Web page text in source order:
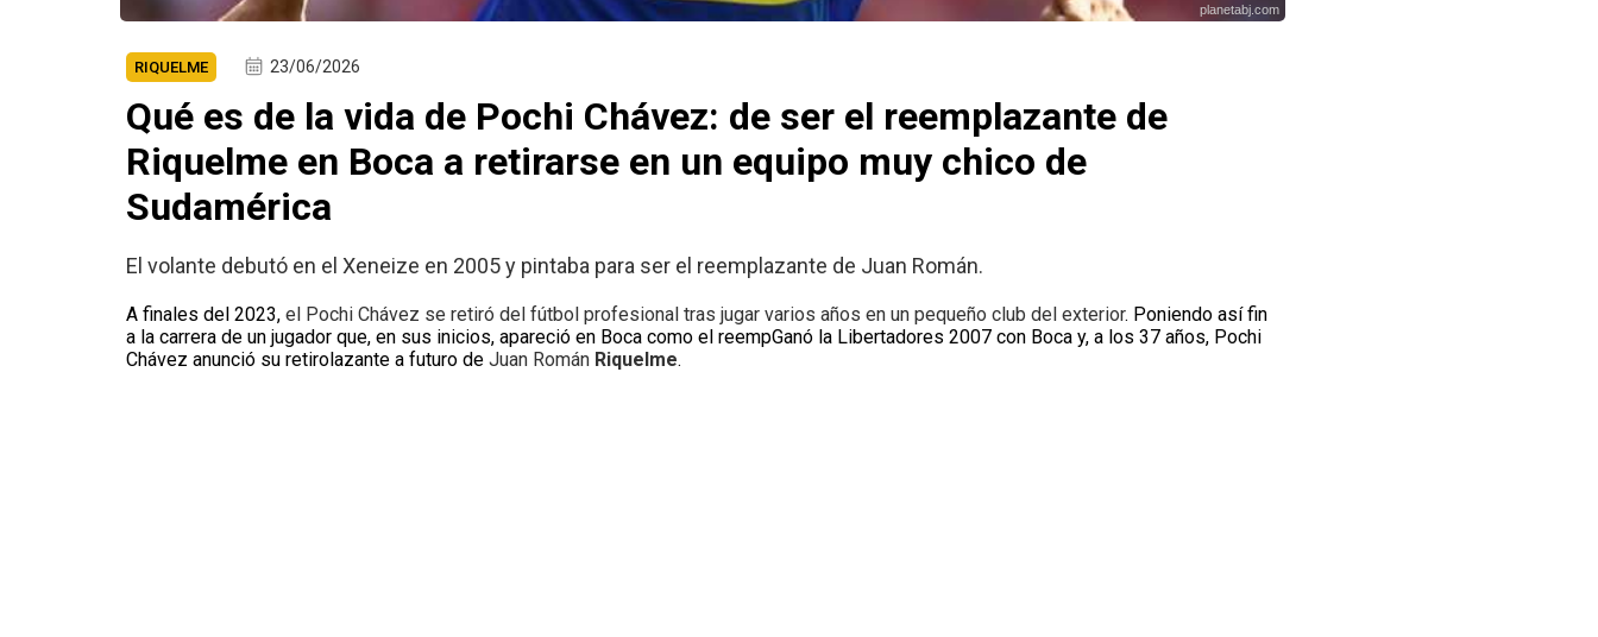
planetabj.com
RIQUELME 23/06/2026
Qué es de la vida de Pochi Chávez: de ser el reemplazante de
Riquelme en Boca a retirarse en un equipo muy chico de
Sudamérica
El volante debutó en el Xeneize en 2005 y pintaba para ser el reemplazante de Juan Román.
A finales del 2023, el Pochi Chávez se retiró del fútbol profesional tras jugar varios años en un pequeño club del exterior. Poniendo así fin
a la carrera de un jugador que, en sus inicios, apareció en Boca como el reempGanó la Libertadores 2007 con Boca y, a los 37 años, Pochi
Chávez anunció su retirolazante a futuro de Juan RománRiquelme.